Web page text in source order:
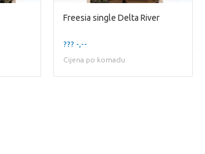
Freesia single Delta River
??? -,--
Cijena po komadu